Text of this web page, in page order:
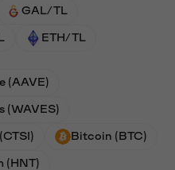
GAL/TL
ETH/TL
(AAVE)
(WAVES)
Bitcoin (BTC)
(HNT)